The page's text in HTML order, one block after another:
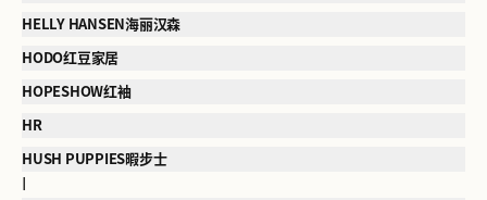
HELLY HANSEN海丽汉森
HODO红豆家居
HOPESHOW红袖
HR
HUSH PUPPIES暇步士
I